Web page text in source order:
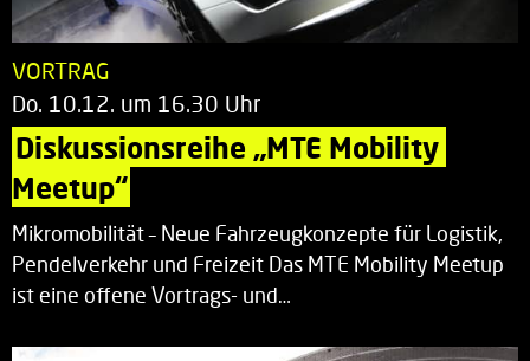
VORTRAG
Do. 10.12. um 16.30 Uhr
Diskussionsreihe „MTE Mobility
Meetup“
Mikromobilität – Neue Fahrzeugkonzepte für Logistik,
Pendelverkehr und Freizeit Das MTE Mobility Meetup
ist eine offene Vortrags- und…